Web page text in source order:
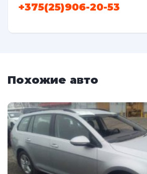
+375(25)906-20-53
Похожие авто